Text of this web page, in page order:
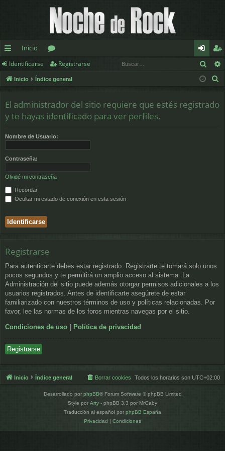
nl
ac
rá
d
Inicio
or
os
de
nt
eg
ist
Identificarse Registrarse
Inicio Índice general
El administrador del sitio requiere que estés registrado
y te hayas identificado para ver perfiles.
Nombre de Usuario:
Contraseña:
Olvidé mi contraseña
Recordar
Ocultar mi estado de conexión en esta sesión
Registrarse
Para autenticarte debes estar registrado. Registrarte te tomará solo unos
pocos segundos y te permitirá un amplio acceso al sistema. La
Administración del sitio puede además otorgar permisos adicionales a los
usuarios registrados. Antes de identificarte asegúrete de estar
familiarizado con nuestros términos de uso y políticas relacionadas. Por
favor, lee las normas de los foros mientras navegas por el sitio.
Condiciones de uso | Política de privacidad
Registrarse
Inicio Índice general Todos los horarios son UTC+02:00
Borrar cookies
Desarrollado por phpBB® Forum Software © phpBB Limited
Style por Arty - phpBB 3.3 por MrGaby
Traducción al español por phpBB España
Privacidad | Condiciones